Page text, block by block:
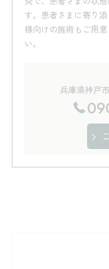
す。患者さまに寄り
様向けの施術もご用
い。
兵庫県神戸